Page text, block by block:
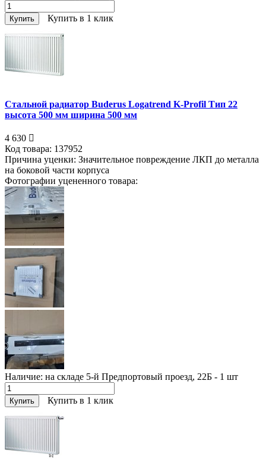
Купить Купить в 1 клик
Стальной радиатор Buderus Logatrend K-Profil Тип 22
высота 500 мм ширина 500 мм
4 630
Код товара: 137952
Причина уценки: Значительное повреждение ЛКП до металла
на боковой части корпуса
Фотографии уцененного товара:
Наличие: на складе 5-й Предпортовый проезд, 22Б - 1 шт
Купить Купить в 1 клик